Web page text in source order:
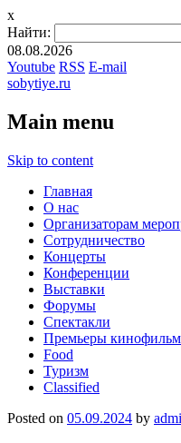
x
Найти:
08.08.2026
Youtube RSS E-mail
sobytiye.ru
Main menu
Skip to content
Главная
О нас
Организаторам
Сотрудничество
Концерты
Конференции
Выставки
Форумы
Спектакли
Премьеры
Food
Туризм
Сlassified
Posted on 05.09.2024 by